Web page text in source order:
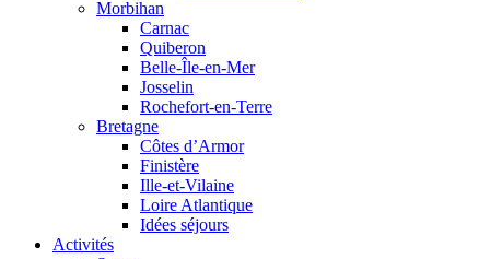
Morbihan
Carnac
Quiberon
Belle-Île-en-Mer
Josselin
Rochefort-en-Terre
Bretagne
Côtes d’Armor
Finistère
Ille-et-Vilaine
Loire Atlantique
Idées séjours
Activités